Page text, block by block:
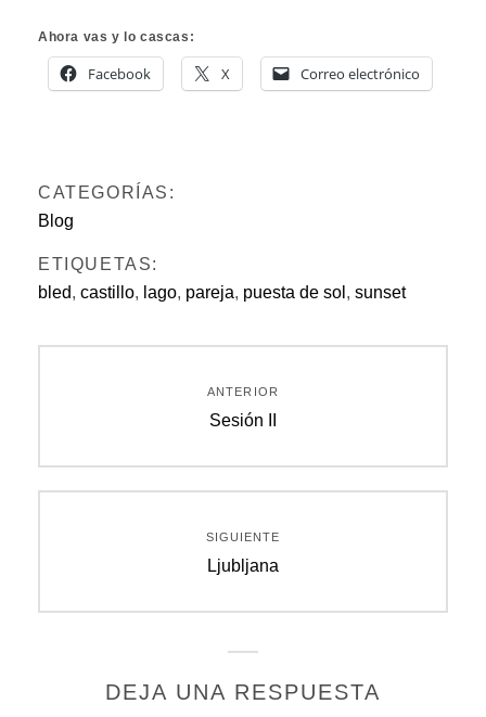
Ahora vas y lo cascas:
Facebook X Correo electrónico
CATEGORÍAS:
Blog
ETIQUETAS:
bled, castillo, lago, pareja, puesta de sol , sunset
entradas
ANTERIOR
Entrada
Sesión II
SIGUIENTE
Entrada
Ljubljana
DEJA UNA RESPUESTA